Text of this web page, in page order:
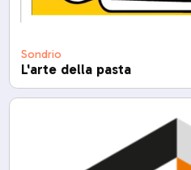
Sondrio
L'arte della pasta